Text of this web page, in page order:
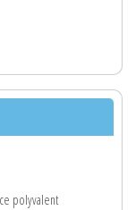
polyvalent